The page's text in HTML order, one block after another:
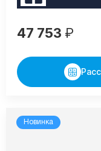
47 753 ₽
Новинка